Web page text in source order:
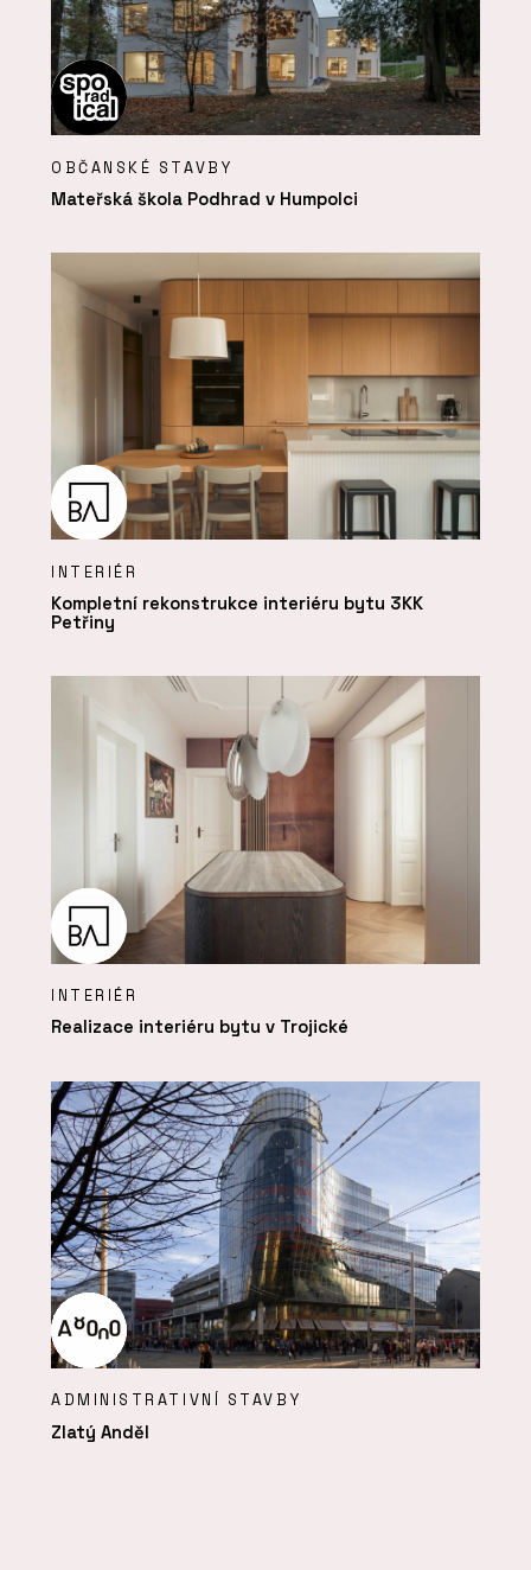
OBČANSKÉ STAVBY
Mateřská škola Podhrad v Humpolci
INTERIÉR
Kompletní rekonstrukce interiéru bytu 3KK
Petřiny
INTERIÉR
Realizace interiéru bytu v Trojické
ADMINISTRATIVNÍ STAVBY
Zlatý Anděl